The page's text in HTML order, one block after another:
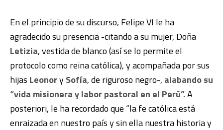
En el principio de su discurso, Felipe VI le ha
agradecido su presencia -citando a su mujer, Doña
Letizia, vestida de blanco (así se lo permite el
protocolo como reina católica), y acompañada por sus
hijas LeonorySofía, de riguroso negro-, alabando su
“vida misionera y labor pastoral en el Perú”.A
posteriori, le ha recordado que “la fe católica está
enraizada en nuestro país y sin ella nuestra historia y